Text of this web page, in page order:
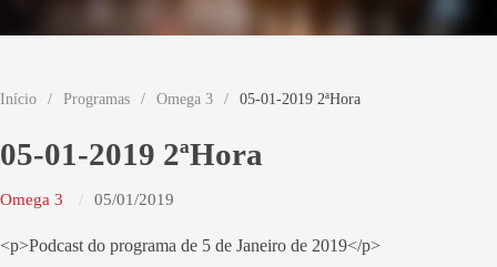
Início / Programas / Omega 3 / 05-01-2019 2ªHora
05-01-2019 2ªHora
Omega 3 05/01/2019
<p>Podcast do programa de 5 de Janeiro de 2019</p>